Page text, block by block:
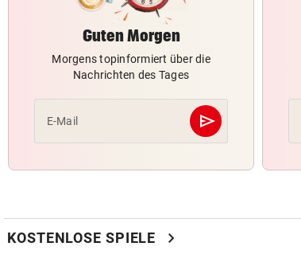
Guten Morgen
Morgens topinformiert über die
Nachrichten des Tages
E-Mail send
Abschicken
KOSTENLOSE SPIELE chevron_right